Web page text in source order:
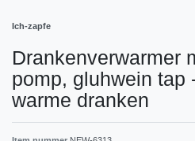
Ich-zapfe
Drankenverwarmer
pomp, gluhwein tap
warme dranken